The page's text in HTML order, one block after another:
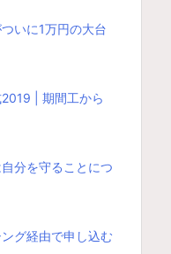
いに1万円の大台
| 期間工から
分を守ることにつ
グ経由で申し込む